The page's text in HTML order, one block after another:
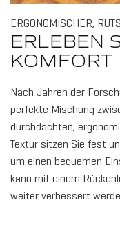
ERGONOMISCHER,
ERLEBEN
KOMFORT
Nach Jahren der
perfekte Mischung
durchdachten,
Textur sitzen Sie fest
um einen bequemen
kann mit einem
weiter verbessert